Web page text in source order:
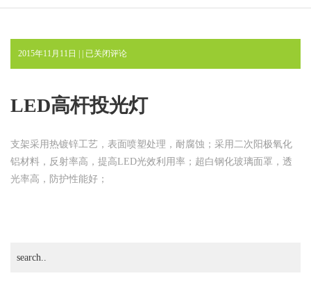
2015年11月11日 | | LED
高
投
光
已关闭评论
LED高杆投光灯
支架采用热镀锌工艺，表面喷塑处理，耐腐蚀；采用二次阳极氧化
铝材料，反射率高，提高LED光效利用率；超白钢化玻璃面罩，透
光率高，防护性能好；